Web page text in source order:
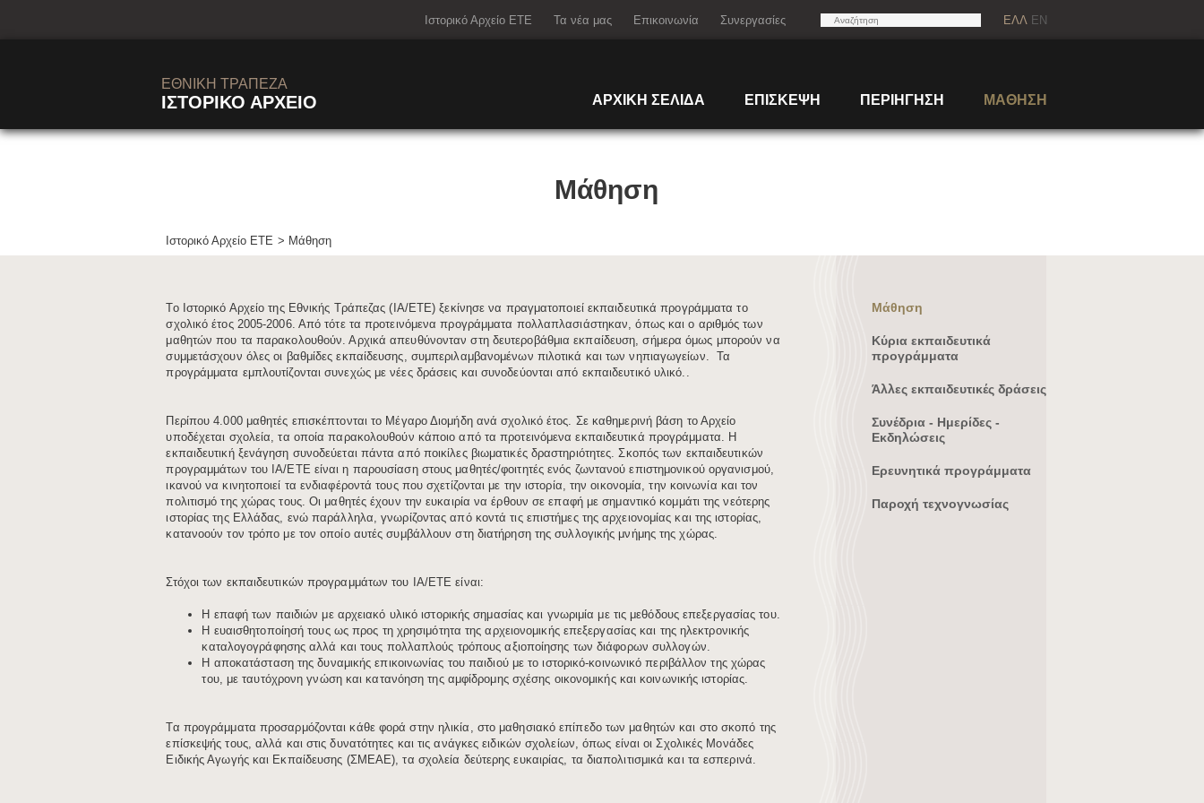
Ιστορικό Αρχείο ΕΤΕ Τα νέα μας Επικοινωνία Συνεργασίες ΕΛΛ EN
ΕΘΝΙΚΗ ΤΡΑΠΕΖΑ
ΙΣΤΟΡΙΚΟ ΑΡΧΕΙΟ ΑΡΧΙΚΗ ΣΕΛΙΔΑ ΕΠΙΣΚΕΨΗ ΠΕΡΙΗΓΗΣΗ ΜΑΘΗΣΗ
Μάθηση
Ιστορικό Αρχείο ΕΤΕ Μάθηση
​​​​Το Ιστορικό Αρχείο της Εθνικής Τράπεζας (ΙΑ/ΕΤΕ) ξεκίνησε να πραγματοποιεί εκπαιδευτικά προγράμματα το
σχολικό έτος 2005-2006. Από τότε τα προτεινόμενα προγράμματα πολλαπλασιάστηκαν, όπως και ο αριθμός των
μαθητών που τα παρακολουθούν. Αρχικά απευθύνονταν στη δευτεροβάθμια εκπαίδευση, σήμερα όμως μπορούν να
συμμετάσχουν όλες οι βαθμίδες εκπαίδευσης, συμπεριλαμβανομένων πιλοτικά και των νηπιαγωγείων. Τα
προγράμματα εμπλουτίζονται συνεχώς με νέες δράσεις και συνοδεύονται από εκπαιδευτικό υλικό..
Περίπου 4.000 μαθητές επισκέπτονται το Μέγαρο Διομήδη ανά σχολικό έτος. Σε καθημερινή βάση το Αρχείο
υποδέχεται σχολεία, τα οποία παρακολουθούν κάποιο από τα προτεινόμενα εκπαιδευτικά προγράμματα. Η
εκπαιδευτική ξενάγηση συνοδεύεται πάντα από ποικίλες βιωματικές δραστηριότητες. Σκοπός των εκπαιδευτικών
προγραμμάτων του ΙΑ/ΕΤΕ είναι η παρουσίαση στους μαθητές/φοιτητές ενός ζωντανού επιστημονικού οργανισμού,
ικανού να κινητοποιεί τα ενδιαφέροντά τους που σχετίζονται με την ιστορία, την οικονομία, την κοινωνία και τον
πολιτισμό της χώρας τους. Οι μαθητές έχουν την ευκαιρία να έρθουν σε επαφή με σημαντικό κομμάτι της νεότερης
ιστορίας της Ελλάδας, ενώ παράλληλα, γνωρίζοντας από κοντά τις επιστήμες της αρχειονομίας και της ιστορίας,
κατανοούν τον τρόπο με τον οποίο αυτές συμβάλλουν στη διατήρηση της συλλογικής μνήμης της χώρας.
Στόχοι των εκπαιδευτικών προγραμμάτων του ΙΑ/ΕΤΕ είναι: ​
​Η ε​παφή των παιδιών με αρχειακό υλικό ιστορικής σημασίας και γνωριμία με τις μεθόδους επεξεργασίας του.​
Η ευαισθητοποίησή τους ως προς τη χρησιμότητα της αρχειονομικής επεξεργασίας και της ηλεκτρονικής
καταλογογράφησης αλλά και τους πολλαπλούς τρόπους αξιοποίησης των διάφορων συλλογών.
​Η αποκατάσταση της δυναμικής επικοινωνίας του παιδιού με το ιστορικό-κοινωνικό περιβάλλον της χώρας
του, με ταυτόχρονη γνώση και κατανόηση της αμφίδρομης σχέσης οικονομικής και κοινωνικής ιστορίας. ​​
Τα προγράμματα προσαρμόζονται κάθε φορά στην ηλικία, στο μαθησιακό επίπεδο των μαθητών και στο σκοπό της
επίσκεψής τους, αλλά και στις δυνατότητες και τις ανάγκες ειδικών σχολείων, όπως είναι οι Σχολικές Μονάδες
Ειδικής Αγωγής και Εκπαίδευσης (ΣΜΕΑΕ), τα σχολεία δεύτερης ευκαιρίας, τα διαπολιτισμικά και τα εσπερινά.
Μάθηση
Κύρια εκπαιδευτικά
προγράμματα
Άλλες εκπαιδευτικές δράσεις
Συνέδρια - Ημερίδες -
Εκδηλώσεις
Ερευνητικά προγράμματα
Παροχή τεχνογνωσίας